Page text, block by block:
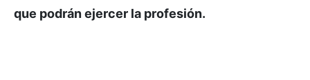
que podrán ejercer la profesión.